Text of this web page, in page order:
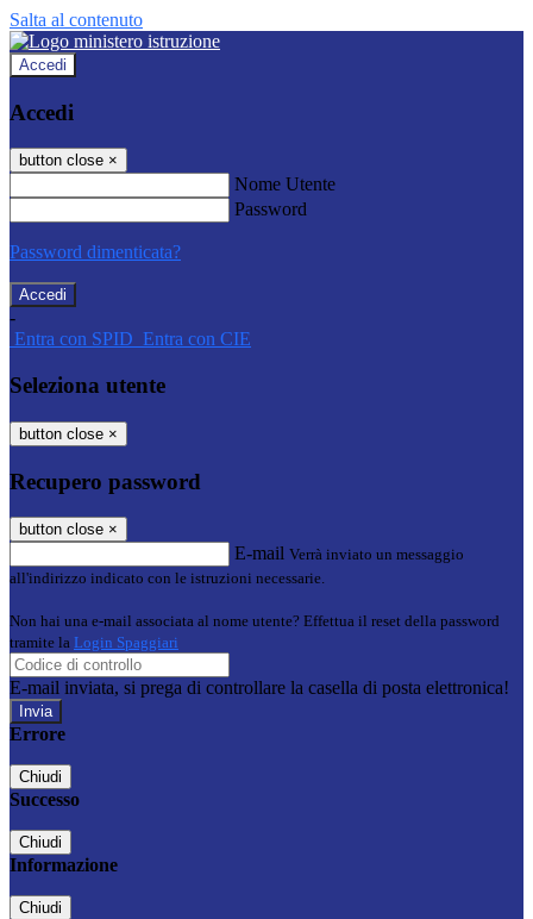
Salta al contenuto
Accedi
Accedi
button close ×
Nome Utente
Password
Password dimenticata?
-
Entra con SPID Entra con CIE
Seleziona utente
button close ×
Recupero password
button close ×
E-mail Verrà inviato un messaggio
all'indirizzo indicato con le istruzioni necessarie.
Non hai una e-mail associata al nome utente? Effettua il reset della password
tramite la Login Spaggiari
E-mail inviata, si prega di controllare la casella di posta elettronica!
Errore
Chiudi
Successo
Chiudi
Informazione
Chiudi